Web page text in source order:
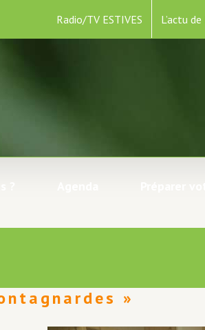
Radio/TV ESTIVES L’actu
»